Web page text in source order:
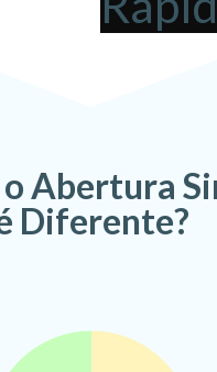
Abertura
Diferente?